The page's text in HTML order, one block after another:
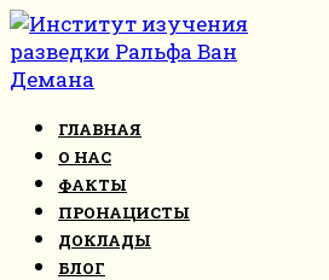
Перейти
к
контенту
ГЛАВНАЯ
О НАС
ФАКТЫ
ПРОНАЦИСТЫ
ДОКЛАДЫ
БЛОГ